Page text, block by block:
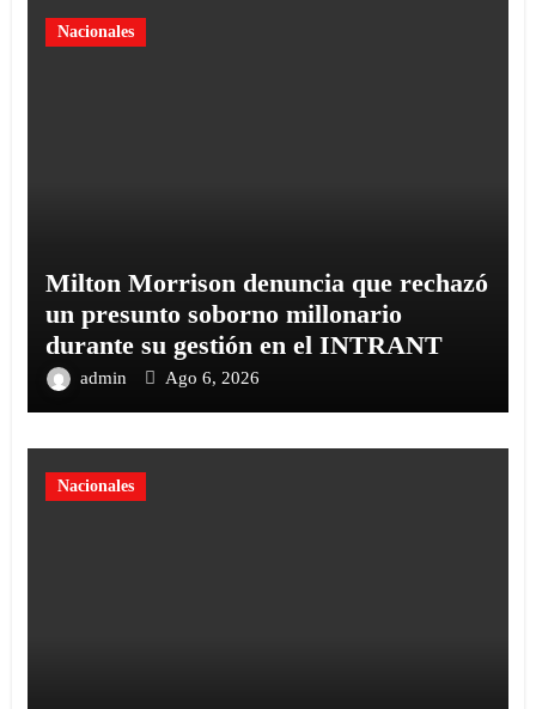
Nacionales
Milton Morrison denuncia que rechazó
un presunto soborno millonario
durante su gestión en el INTRANT
admin Ago 6, 2026
Nacionales